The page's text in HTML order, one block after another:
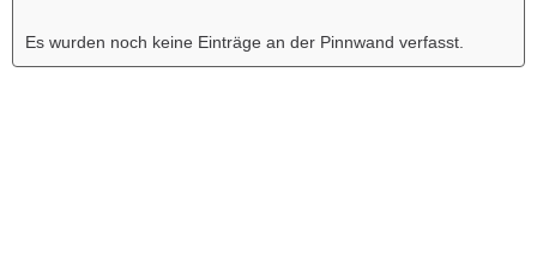
Es wurden noch keine Einträge an der Pinnwand verfasst.